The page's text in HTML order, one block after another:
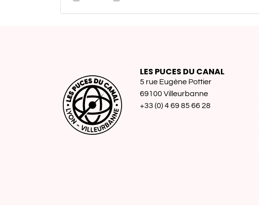
LES PUCES DU CANAL
5 rue Eugène Pottier
69100 Villeurbanne
+33 (0) 4 69 85 66 28